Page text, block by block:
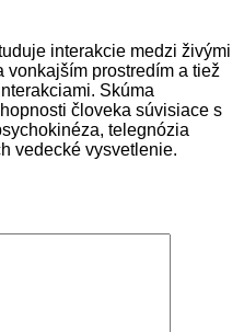
interakcie medzi živými
vonkajším prostredím a tiež
Skúma
človeka súvisiace s
telegnózia
vedecké vysvetlenie.